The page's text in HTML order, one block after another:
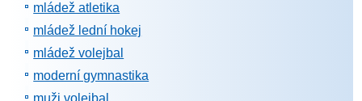
mládež atletika
mládež lední hokej
mládež volejbal
moderní gymnastika